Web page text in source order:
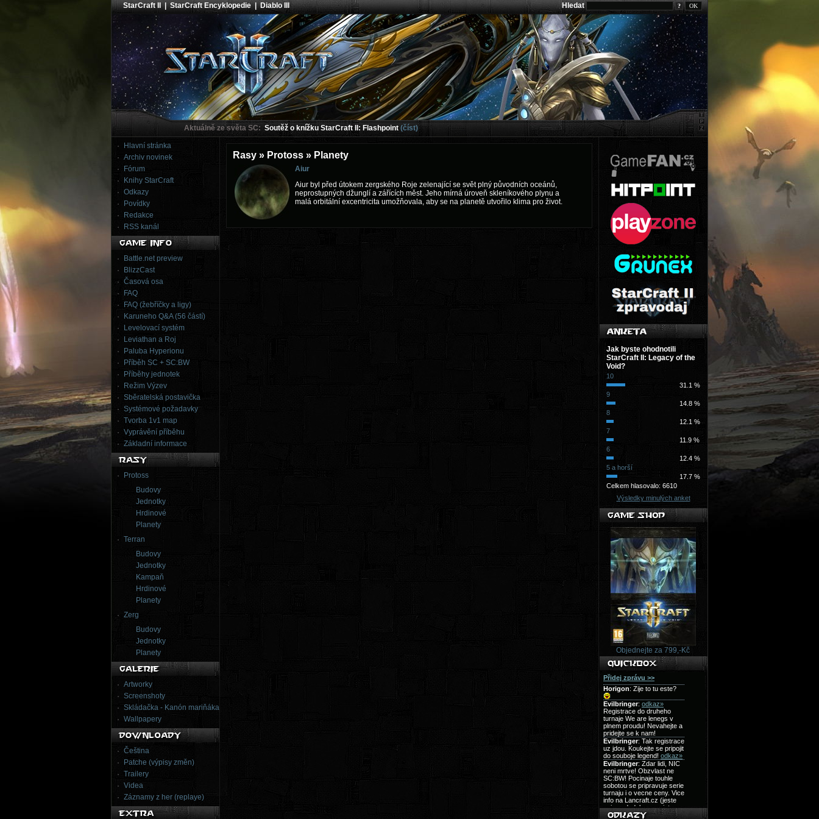
StarCraft II |StarCraft Encyklopedie|Diablo III Hledat ?
Aktuálně ze světa SC: Soutěž o knížku StarCraft II: Flashpoint (číst)
Hlavní stránka
Archiv novinek
Fórum
Knihy StarCraft
Odkazy
Povídky
Redakce
RSS kanál
Battle.net preview
BlizzCast
Časová osa
FAQ
FAQ (žebříčky a ligy)
Karuneho Q&A (56 částí)
Levelovací systém
Leviathan a Roj
Paluba Hyperionu
Příběh SC + SC:BW
Příběhy jednotek
Režim Výzev
Sběratelská postavička
Systémové požadavky
Tvorba 1v1 map
Vyprávění příběhu
Základní informace
Protoss
Budovy
Jednotky
Hrdinové
Planety
Terran
Budovy
Jednotky
Kampaň
Hrdinové
Planety
Zerg
Budovy
Jednotky
Planety
Artworky
Screenshoty
Skládačka - Kanón mariňáka
Wallpapery
Čeština
Patche (výpisy změn)
Trailery
Videa
Záznamy z her (replaye)
Rasy » Protoss » Planety
Aiur
Aiur byl před útokem zergského Roje zelenající se svět plný původních oceánů,
neprostupných džunglí a zářících měst. Jeho mírná úroveň skleníkového plynu a
malá orbitální excentricita umožňovala, aby se na planetě utvořilo klima pro život.
Jak byste ohodnotili
StarCraft II: Legacy of the
Void?
10
31.1 %
9
14.8 %
8
12.1 %
7
11.9 %
6
12.4 %
5 a horší
17.7 %
Celkem hlasovalo: 6610
Výsledky minulých anket
Objednejte za 799,-Kč